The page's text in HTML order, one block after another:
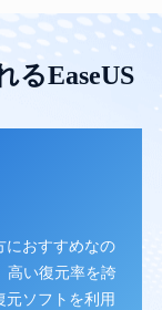
るEaseUS
におすすめなの
高い復元率を誇
元ソフトを利用